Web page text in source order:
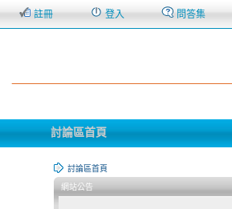
註冊 登入 問答集
討論區首頁
討論區首頁
網站公告